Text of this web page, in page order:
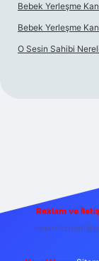
Bebek Yerleşme
Bebek Yerleşme
O Sesin Sahibi Nereli
Reklam ve